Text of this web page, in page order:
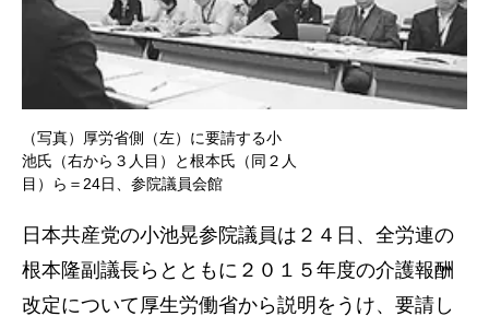
（写真）厚労省側（左）に要請する小
池氏（右から３人目）と根本氏（同２人
目）ら＝24日、参院議員会館
日本共産党の小池晃参院議員は２４日、全労連の
根本隆副議長らとともに２０１５年度の介護報酬
改定について厚生労働省から説明をうけ、要請し